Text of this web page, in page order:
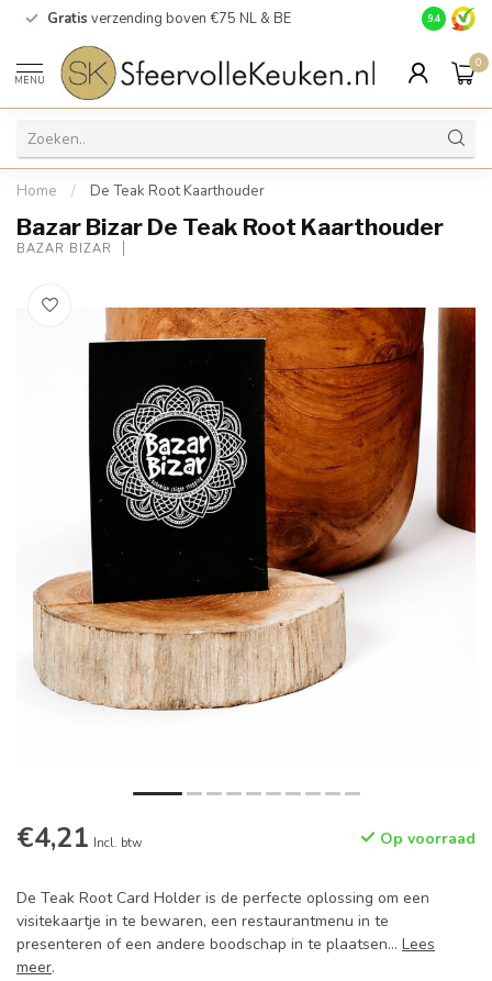
Gratis verzending boven €75 NL & BE Bezorging
9.4
MENU
0
Home / De Teak Root Kaarthouder
Bazar Bizar De Teak Root Kaarthouder
BAZAR BIZAR
€4,21 Incl. btw Op voorraad
De Teak Root Card Holder is de perfecte oplossing om een
visitekaartje in te bewaren, een restaurantmenu in te
presenteren of een andere boodschap in te plaatsen... Lees
meer.